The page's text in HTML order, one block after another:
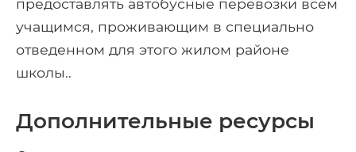
предоставлять автобусные перевозки всем
учащимся, проживающим в специально
отведенном для этого жилом районе
школы..
Дополнительные ресурсы